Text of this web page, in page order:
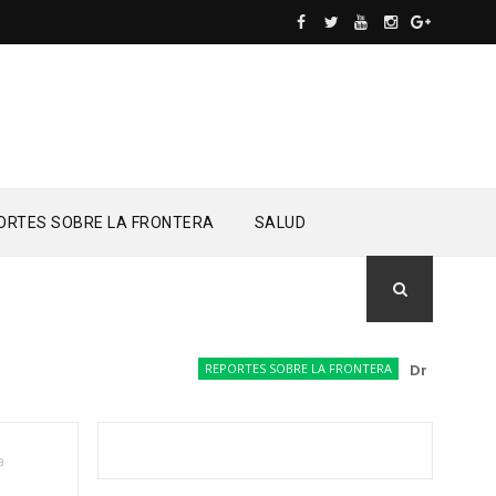
SOBRE LA FRONTERA SALUD
REPORTES SOBRE LA FRONTERA Drones del